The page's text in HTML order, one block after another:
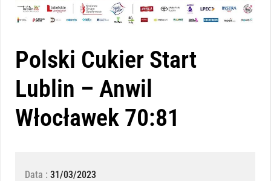
Polski Cukier Start
Lublin – Anwil
Włocławek 70:81
Data : 31/03/2023